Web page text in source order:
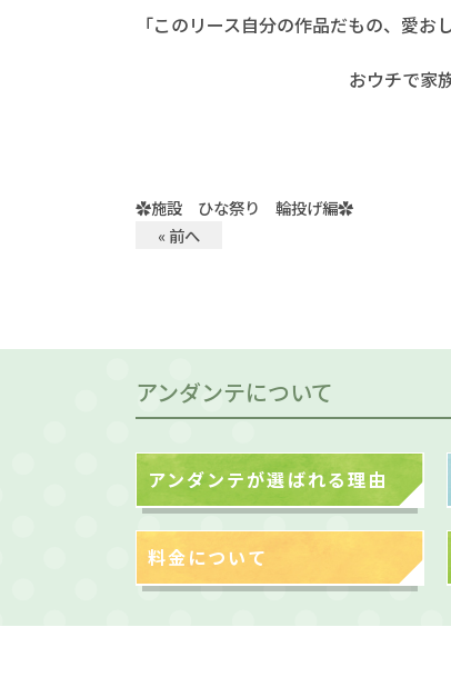
「このリース自分の作品だもの、愛おし
おウチで家族に見せて
✿施設 ひな祭り 輪投げ編✿
« 前へ
アンダンテについて
アンダンテが選ばれる理由
料金について